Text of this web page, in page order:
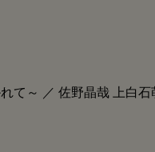
て～ ／ 佐野晶哉 上白石